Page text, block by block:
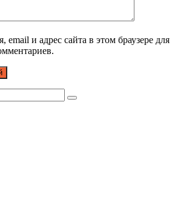
email и адрес сайта в этом браузере для